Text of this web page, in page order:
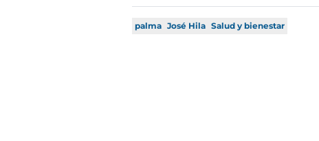
palma José Hila Salud y bienestar